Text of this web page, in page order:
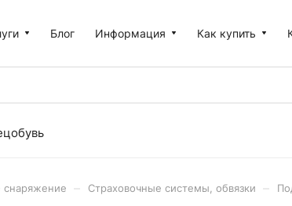
Блог Информация Как купить
снаряжение Страховочные системы, обвязки